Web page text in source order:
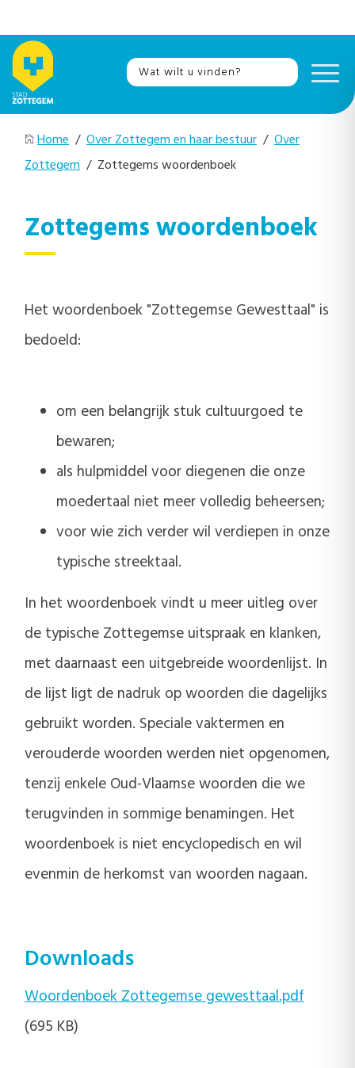
Home / Over Zottegem en haar bestuur / Over
Zottegem / Zottegems woordenboek
Zottegems woordenboek
Het woordenboek "Zottegemse Gewesttaal" is
bedoeld:
om een belangrijk stuk cultuurgoed te
bewaren;
als hulpmiddel voor diegenen die onze
moedertaal niet meer volledig beheersen;
voor wie zich verder wil verdiepen in onze
typische streektaal.
In het woordenboek vindt u meer uitleg over
de typische Zottegemse uitspraak en klanken,
met daarnaast een uitgebreide woordenlijst. In
de lijst ligt de nadruk op woorden die dagelijks
gebruikt worden. Speciale vaktermen en
verouderde woorden werden niet opgenomen,
tenzij enkele Oud-Vlaamse woorden die we
terugvinden in sommige benamingen. Het
woordenboek is niet encyclopedisch en wil
evenmin de herkomst van woorden nagaan.
Downloads
Woordenboek Zottegemse gewesttaal.pdf
(695 KB)